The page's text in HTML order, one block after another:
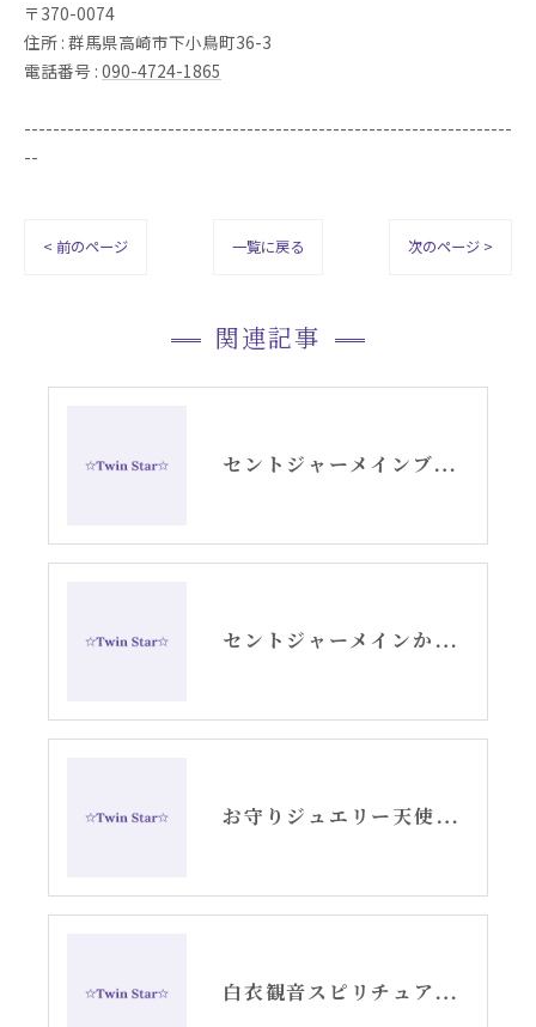
〒370-0074
住所 : 群馬県高崎市下小鳥町36-3
電話番号 : 090-4724-1865
--------------------------------------------------------------------
--
< 前のページ 一覧に戻る 次のページ >
関連記事
セントジャーメインブレッシングカードGSVFグリッド
セントジャーメインからのメッセージ・水瓶座新月アリーシャ
お守りジュエリー天使の羽根シルバーピアス
白衣観音スピリチュアル女神開花チーム活動記録YouTube②